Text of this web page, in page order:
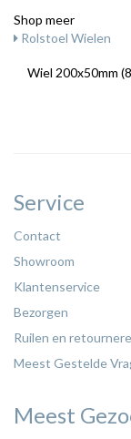
Shop meer
Rolstoel Wielen
Wiel 200x50mm
Service
Contact
Showroom
Klantenservice
Bezorgen
Ruilen en
Meest Gestelde
Meest